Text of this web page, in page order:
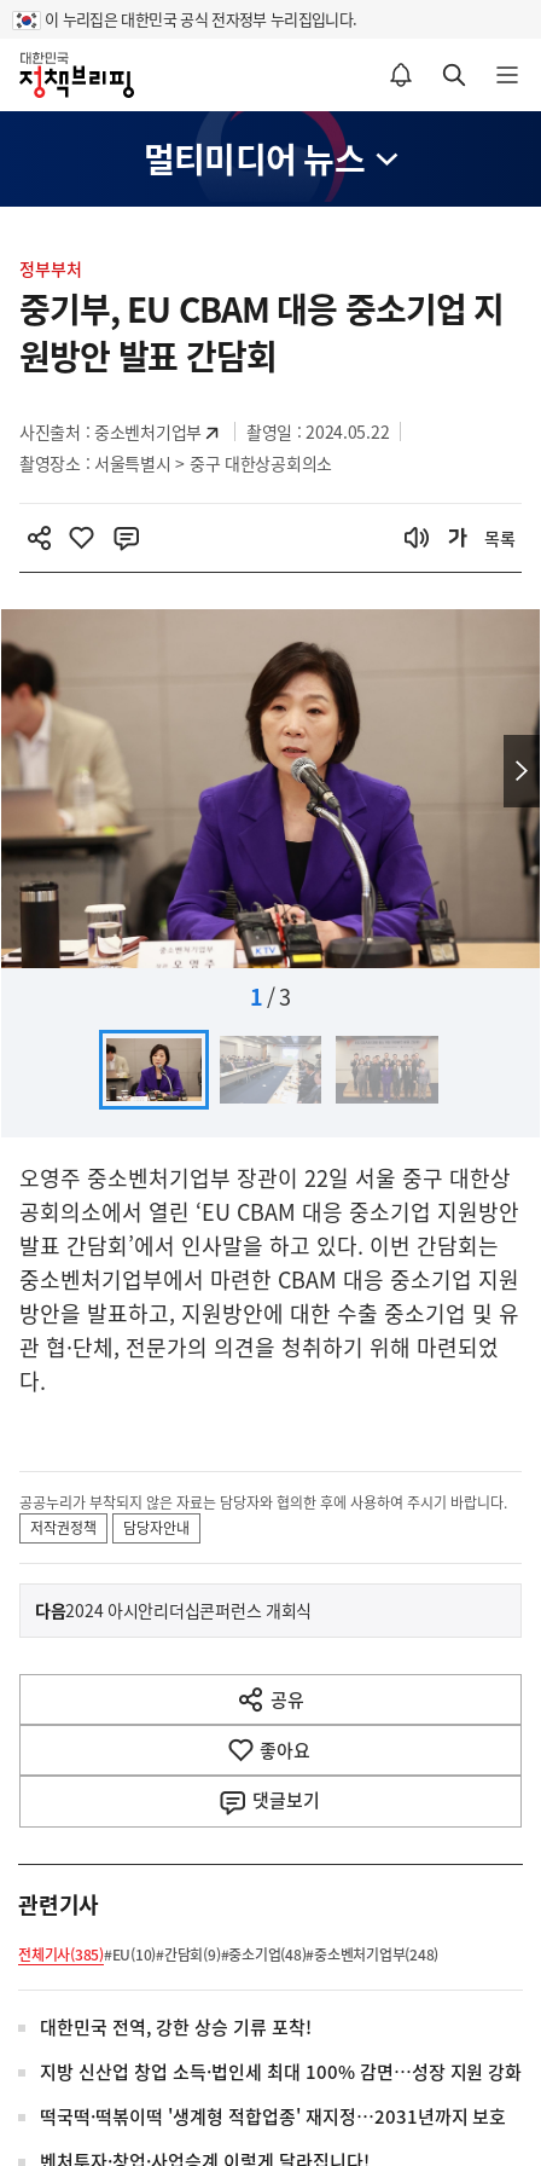
이 누리집은 대한민국 공식 전자정부 누리집입니다.
홈
알림설정 바로가기 검색 바로가기 메뉴 열기
멀티미디어 뉴스
텐
츠
영
역
정부부처
중기부, EU CBAM 대응 중소기업 지
원방안 발표 간담회
사진출처 :중소벤처기업부
촬영일 : 2024.05.22
촬영장소 : 서울특별시 > 중구 대한상공회의소
목록
1/3
오영주 중소벤처기업부 장관이 22일 서울 중구 대한상
공회의소에서 열린 ‘EU CBAM 대응 중소기업 지원방안
발표 간담회’에서 인사말을 하고 있다. 이번 간담회는
중소벤처기업부에서 마련한 CBAM 대응 중소기업 지원
방안을 발표하고, 지원방안에 대한 수출 중소기업 및 유
관 협·단체, 전문가의 의견을 청취하기 위해 마련되었
다.
공공누리가 부착되지 않은 자료는 담당자와 협의한 후에 사용하여 주시기 바랍니다.
저작권정책
담당자안내
이
전
다
음
다음기
사
2024 아시안리더십콘퍼런스 개회식
공유
열
기
좋아요
댓글보기
관련기사
전체기사(385)#EU(10)#간담회(9)#중소기업(48)#중소벤처기업부(248)
대한민국 전역, 강한 상승 기류 포착!
지방 신산업 창업 소득·법인세 최대 100% 감면…성장 지원 강화
떡국떡·떡볶이떡 '생계형 적합업종' 재지정…2031년까지 보호